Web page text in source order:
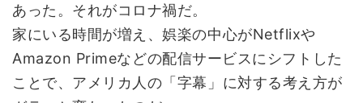
あった。それがコロナ禍だ。
家にいる時間が増え、娯楽の中心がNetflixや
Amazon Primeなどの配信サービスにシフトした
ことで、アメリカ人の「字幕」に対する考え方が